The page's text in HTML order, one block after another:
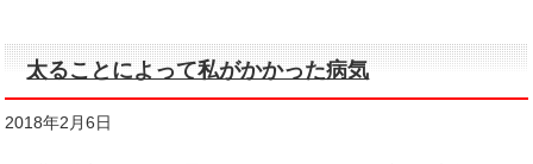
太ることによって私がかかった病気
2018年2月6日